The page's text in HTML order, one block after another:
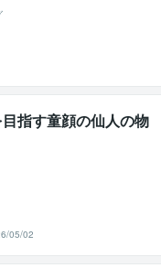
指す童顔の仙人の物
05/02